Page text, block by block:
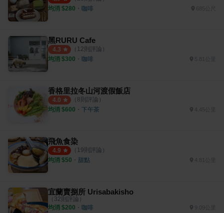
均消 $280 ・ 咖啡 685公尺
黑RURU Cafe
4.3 （ 12則評論）
均消 $300 ・ 咖啡 5.81公里
香格里拉冬山河渡假飯店
4.0 （ 8則評論）
均消 $600 ・ 下午茶 4.45公里
飛魚食染
4.9 （ 19則評論）
均消 $50 ・ 甜點 4.81公里
宜蘭賣捌所 Urisabakisho
（ 32則評論）
均消 $200 ・ 咖啡